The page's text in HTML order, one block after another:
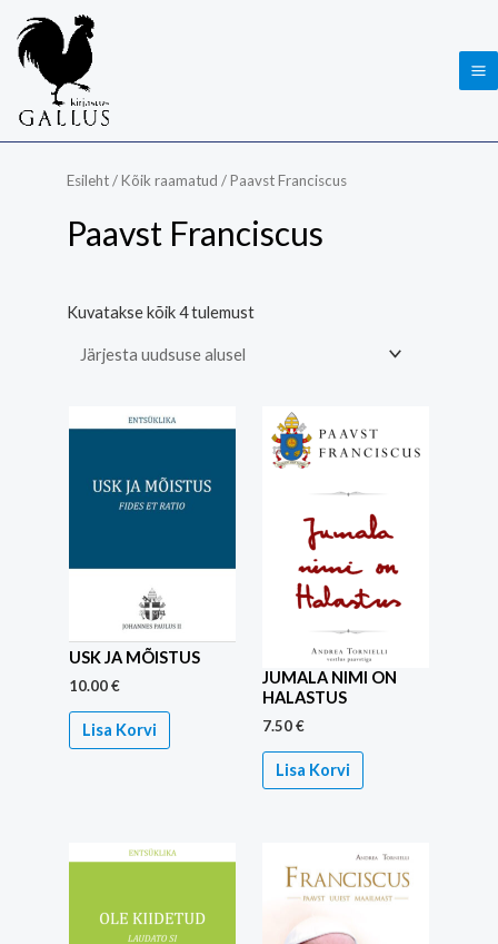
content
Esileht/Kõik raamatud / Paavst Franciscus
Paavst Franciscus
Kuvatakse kõik 4 tulemust
Sorditud
järgi
USK JA MÕISTUS
10.00€
Lisa Korvi
JUMALA NIMI ON
HALASTUS
7.50€
Lisa Korvi